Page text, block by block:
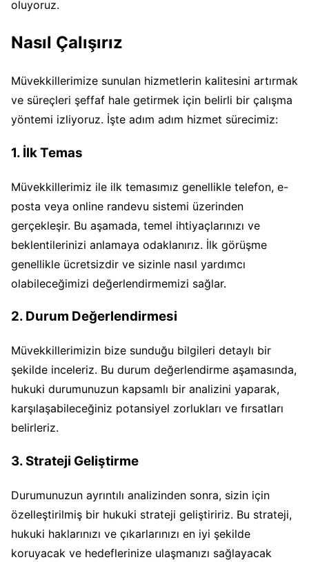
oluyoruz.
Nasıl Çalışırız
Müvekkillerimize sunulan hizmetlerin kalitesini artırmak
ve süreçleri şeffaf hale getirmek için belirli bir çalışma
yöntemi izliyoruz. İşte adım adım hizmet sürecimiz:
1. İlk Temas
Müvekkillerimiz ile ilk temasımız genellikle telefon, e-
posta veya online randevu sistemi üzerinden
gerçekleşir. Bu aşamada, temel ihtiyaçlarınızı ve
beklentilerinizi anlamaya odaklanırız. İlk görüşme
genellikle ücretsizdir ve sizinle nasıl yardımcı
olabileceğimizi değerlendirmemizi sağlar.
2. Durum Değerlendirmesi
Müvekkillerimizin bize sunduğu bilgileri detaylı bir
şekilde inceleriz. Bu durum değerlendirme aşamasında,
hukuki durumunuzun kapsamlı bir analizini yaparak,
karşılaşabileceğiniz potansiyel zorlukları ve fırsatları
belirleriz.
3. Strateji Geliştirme
Durumunuzun ayrıntılı analizinden sonra, sizin için
özelleştirilmiş bir hukuki strateji geliştiririz. Bu strateji,
hukuki haklarınızı ve çıkarlarınızı en iyi şekilde
koruyacak ve hedeflerinize ulaşmanızı sağlayacak